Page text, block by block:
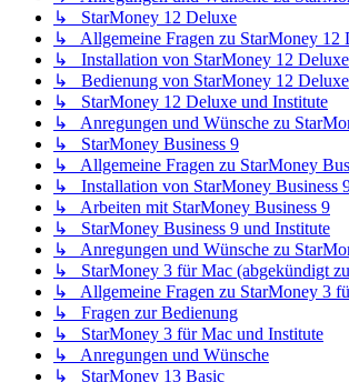
↳ StarMoney 12 Deluxe
↳ Allgemeine Fragen zu StarMoney 12
↳ Installation von StarMoney 12 Deluxe
↳ Bedienung von StarMoney 12 Deluxe
↳ StarMoney 12 Deluxe und Institute
↳ Anregungen und Wünsche zu
↳ StarMoney Business 9
↳ Allgemeine Fragen zu StarMoney
↳ Installation von StarMoney Business
↳ Arbeiten mit StarMoney Business 9
↳ StarMoney Business 9 und Institute
↳ Anregungen und Wünsche zu
↳ StarMoney 3 für Mac (abgekündigt
↳ Allgemeine Fragen zu StarMoney 3
↳ Fragen zur Bedienung
↳ StarMoney 3 für Mac und Institute
↳ Anregungen und Wünsche
↳ StarMoney 13 Basic